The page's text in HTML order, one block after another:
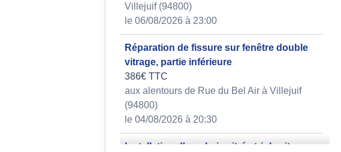
Villejuif (94800)
le 06/08/2026 à 23:00
Réparation de fissure sur fenêtre double
vitrage, partie inférieure
386€ TTC
aux alentours de Rue du Bel Air à Villejuif
(94800)
le 04/08/2026 à 20:30
Installation d'une baie vitrée triple vitrage